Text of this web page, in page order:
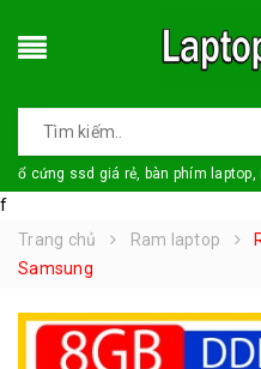
ổ cứng ssd giá rẻ, bàn phím
f
Trang chủ
Ram laptop
Samsung